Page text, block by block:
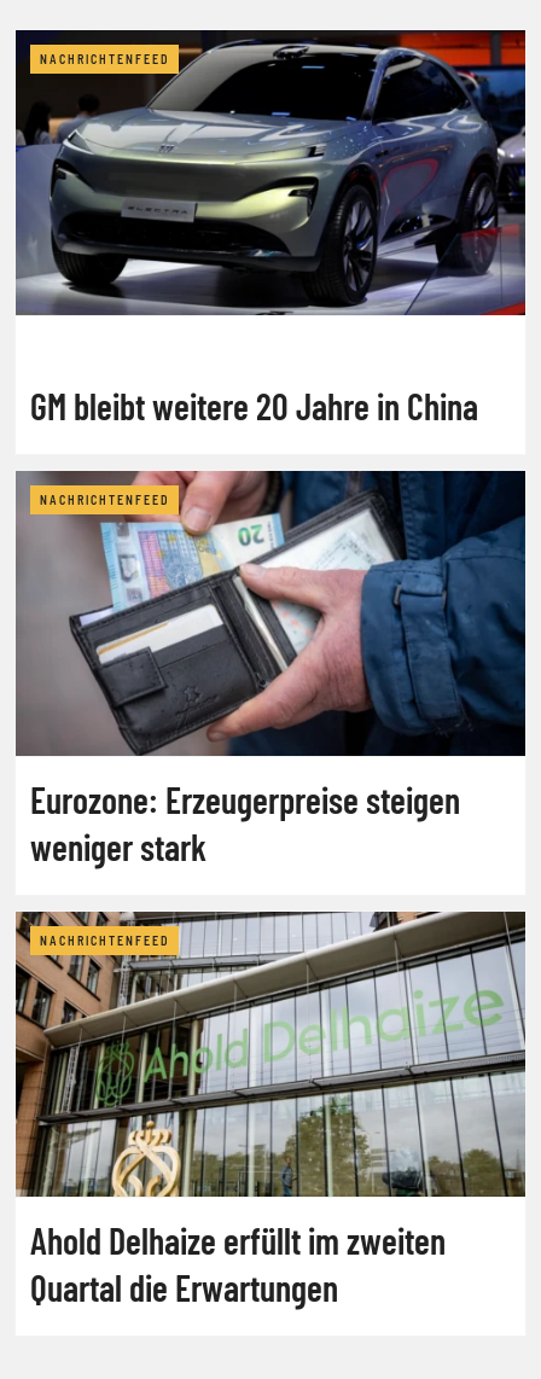
NACHRICHTENFEED
GM bleibt weitere 20 Jahre in China
NACHRICHTENFEED
Eurozone: Erzeugerpreise steigen
weniger stark
NACHRICHTENFEED
Ahold Delhaize erfüllt im zweiten
Quartal die Erwartungen